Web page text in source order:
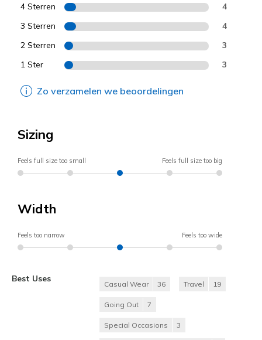
4 Sterren 4
3 Sterren 4
2 Sterren 3
1 Ster 3
Zo verzamelen we beoordelingen
Sizing
Feels full size too small Feels full size too big
Width
Feels too narrow Feels too wide
Best Uses
Casual Wear 36 Travel 19
Going Out 7
Special Occasions 3